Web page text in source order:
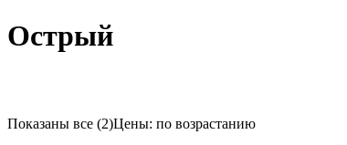
Острый
Показаны все (2)Цены: по возрастанию